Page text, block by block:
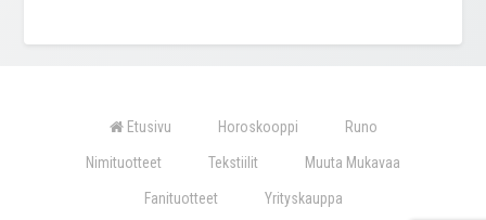
Etusivu Horoskooppi Runo
Nimituotteet Tekstiilit Muuta Mukavaa
Fanituotteet Yrityskauppa